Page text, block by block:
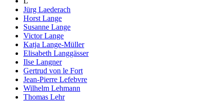
Jürg Laederach
Horst Lange
Susanne Lange
Victor Lange
Katja Lange-Müller
Elisabeth Langgässer
Ilse Langner
Gertrud von le Fort
Jean-Pierre Lefebvre
Wilhelm Lehmann
Thomas Lehr